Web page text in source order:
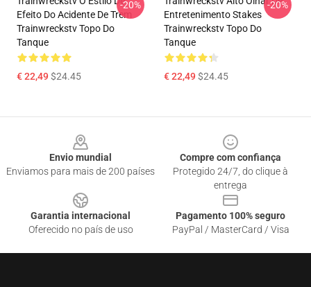
Efeito Do Acidente De Trem
Trainwreckstv Topo Do
Tanque
€ 22,49$24.45
-20%
Entretenimento Stakes
Trainwreckstv Topo Do
Tanque
€ 22,49$24.45
-20%
Envio mundial
Enviamos para mais de 200 países
Compre com confiança
Protegido 24/7, do clique à
entrega
Garantia internacional
Oferecido no país de uso
Pagamento 100% seguro
PayPal / MasterCard / Visa